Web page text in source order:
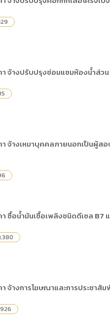
ข้อมูลสาธารณะขององค์กร พ.ศ. 2569
ปใช้ประโยชน์ (Open Data)
จ้างปรับปรุงซ่อมแซมห้องน้ำส่วน
คา จ้างเหมาบุคคลภายนอกเป็น
า ซื้อน้ำมันเชื้อเพลิงชนิดดีเซล
จ้างการโฆษณาและการประชา